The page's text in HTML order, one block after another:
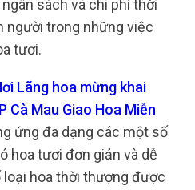
sách và chi phí thời
người trong những việc
tươi.
Lãng hoa mừng khai
Cà Mau Giao Hoa Miễn
ứng đa dạng các một số
hoa tươi đơn giản và dễ
hoa thời thượng được